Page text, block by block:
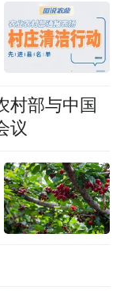
村部与中国
议